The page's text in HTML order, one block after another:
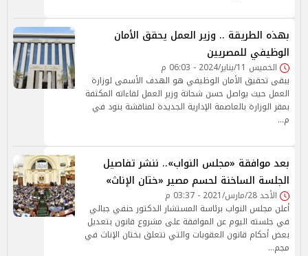
بهذه الطريقة .. وزير العمل يحقق الأمان
الوظيفي للمصريين
الخميس 11/يناير/2024 - 06:03 م
يبقى تحقيق الأمان الوظيفي هو الهدف الأسمى لوزارة
العمل حيث يواصل حسن شحاتة وزير العمل لقاءاته المكثفة
بمقر الوزارة بالعاصمة الإدارية الجديدة لمناقشة بنود في
م…
بعد موافقة «مجلس النواب».. ننشر تفاصيل
الجلسة الساخنة لحسم مصير «ختان الإناث»
الأحد 28/مارس/2021 - 03:37 م
أعلن مجلس النواب برئاسة المستشار الدكتور حنفي جبالي
في جلسته اليوم عن الموافقة على مشروع قانون بتعديل
بعض أحكام قانون العقوبات والتي تتعلق بختان الإناث في
مجم…